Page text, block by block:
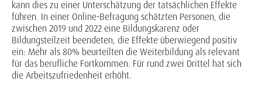
kann dies zu einer Unterschätzung der tatsächlichen Effekte
führen. In einer Online-Befragung schätzten Personen, die
zwischen 2019 und 2022 eine Bildungskarenz oder
Bildungsteilzeit beendeten, die Effekte überwiegend positiv
ein: Mehr als 80% beurteilten die Weiterbildung als relevant
für das berufliche Fortkommen. Für rund zwei Drittel hat sich
die Arbeitszufriedenheit erhöht.